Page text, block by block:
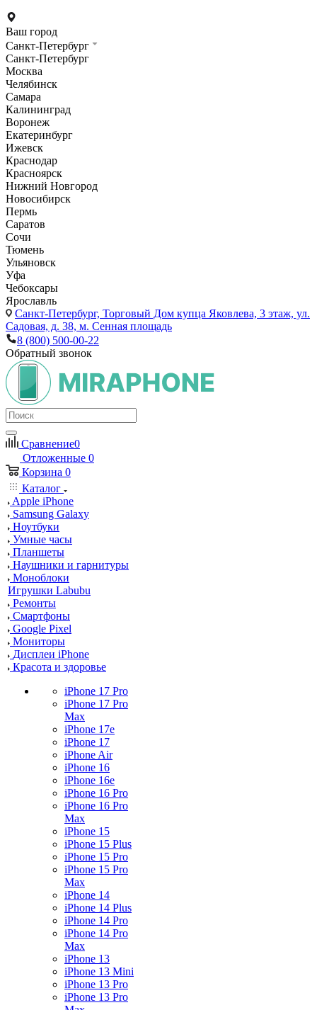
Ваш город
Санкт-Петербург
Санкт-Петербург
Москва
Челябинск
Самара
Калининград
Воронеж
Екатеринбург
Ижевск
Краснодар
Красноярск
Нижний Новгород
Новосибирск
Пермь
Саратов
Сочи
Тюмень
Ульяновск
Уфа
Чебоксары
Ярославль
Санкт-Петербург, Торговый Дом купца Яковлева, 3 этаж, ул.
Садовая, д. 38, м. Сенная площадь
8 (800) 500-00-22
Обратный звонок
Сравнение0
Отложенные 0
Корзина 0
Каталог
Apple iPhone
Samsung Galaxy
Ноутбуки
Умные часы
Планшеты
Наушники и гарнитуры
Моноблоки
Игрушки Labubu
Ремонты
Смартфоны
Google Pixel
Мониторы
Дисплеи iPhone
Красота и здоровье
iPhone 17 Pro
iPhone 17 Pro
Max
iPhone 17e
iPhone 17
iPhone Air
iPhone 16
iPhone 16e
iPhone 16 Pro
iPhone 16 Pro
Max
iPhone 15
iPhone 15 Plus
iPhone 15 Pro
iPhone 15 Pro
Max
iPhone 14
iPhone 14 Plus
iPhone 14 Pro
iPhone 14 Pro
Max
iPhone 13
iPhone 13 Mini
iPhone 13 Pro
iPhone 13 Pro